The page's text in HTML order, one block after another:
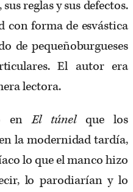
reglas y sus defectos.
con forma de esvástica
de pequeñoburgueses
El autor era
lectora.
enEl túnelque los
la modernidad tardía,
lo que el manco hizo
lo parodiarían y lo